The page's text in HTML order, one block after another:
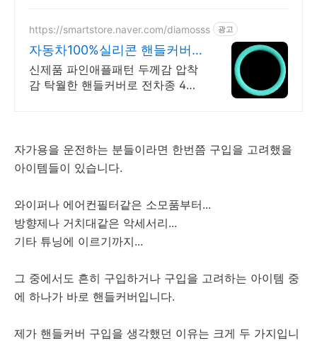
https://smartstore.naver.com/diamosss 광고
자동차100%실리콘 핸들커버
사계절용 100%실리콘그립
신제품 파인애플패턴 두께감 압착
감 탁월한 핸들커버로 전차종 4계
자가용을 운전하는 분들이라면 한번쯤 구입을 고려했을
아이템들이 있습니다.
와이퍼나 에어컨필터같은 소모품부터...
방향제나 거치대같은 악세서리...
기타 튜닝에 이르기까지...
그 중에서도 흔히 구입하거나 구입을 고려하는 아이템 중
에 하나가 바로 핸들커버입니다.
제가 핸들커버 구입을 생각했던 이유는 크게 두 가지입니